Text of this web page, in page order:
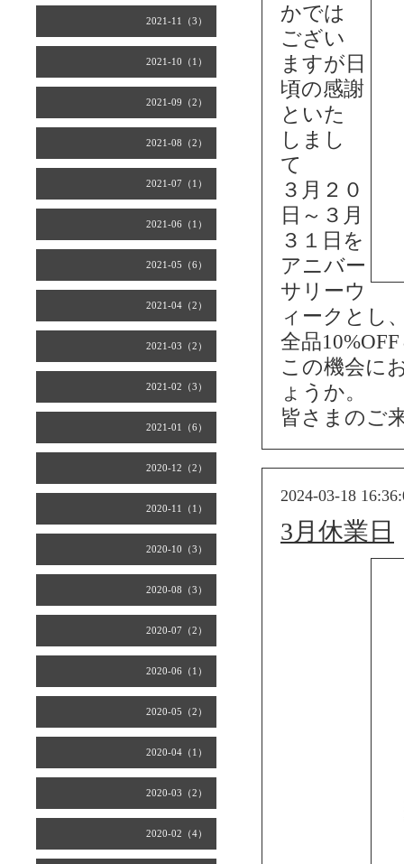
2021-11（3）
2021-10（1）
2021-09（2）
2021-08（2）
2021-07（1）
2021-06（1）
2021-05（6）
2021-04（2）
2021-03（2）
2021-02（3）
2021-01（6）
2020-12（2）
2020-11（1）
2020-10（3）
2020-08（3）
2020-07（2）
2020-06（1）
2020-05（2）
2020-04（1）
2020-03（2）
2020-02（4）
かでは
ござい
ますが日
頃の感謝
といた
しまし
て
３月２０
日～３月
３１日を
アニバー
サリーウ
ィークとし
全品
この機会に
ょうか。
皆さまのご
2024-03-18
3月休業日